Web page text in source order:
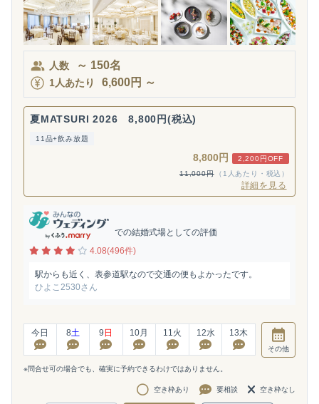
人数 ～ 150名
1人あたり 6,600円 ～
夏MATSURI 2026 8,800円(税込)
11品+飲み放題
8,800円
2,200円OFF
11,000円
（1人あたり・税込）
詳細を見る
での結婚式場としての評価
4.08(496件)
駅からも近く、表参道駅なので交通の便もよかったです。
ひよこ2530さん
今日 8土 9 日 10月 11火 12水 13木
その他
※問合せ可の場合でも、確実に予約できるわけではありません。
空き枠あり 要相談 空き枠なし